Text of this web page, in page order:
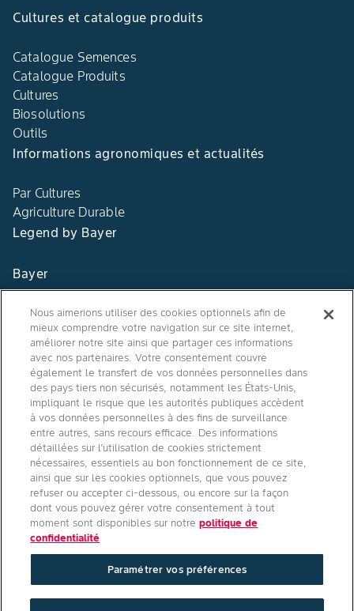
Cultures et catalogue produits
Catalogue Semences
Catalogue Produits
Cultures
Biosolutions
Outils
Informations agronomiques et actualités
Par Cultures
Agriculture Durable
Legend by Bayer
Bayer
Contact
Qui sommes nous ?
Agro Bayer
France
Suivez-nous
Nous aimerions utiliser des cookies optionnels afin de
mieux comprendre votre navigation sur ce site internet,
améliorer notre site ainsi que partager ces informations
avec nos partenaires. Votre consentement couvre
également le transfert de vos données personnelles dans
des pays tiers non sécurisés, notamment les États-Unis,
impliquant le risque que les autorités publiques accèdent
à vos données personnelles à des fins de surveillance
entre autres, sans recours efficace. Des informations
détaillées sur l’utilisation de cookies strictement
nécessaires, essentiels au bon fonctionnement de ce site,
ainsi que sur les cookies optionnels, que vous pouvez
refuser ou accepter ci-dessous, ou encore sur la façon
dont vous pouvez gérer votre consentement à tout
moment sont disponibles sur notrepolitique de
confidentialité
Paramétrer vos préférences